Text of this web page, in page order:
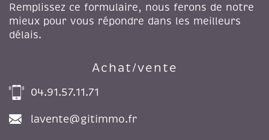
Remplissez ce formulaire, nous ferons de notre
mieux pour vous répondre dans les meilleurs
délais.
Achat/vente
04.91.57.11.71
lavente@gitimmo.fr